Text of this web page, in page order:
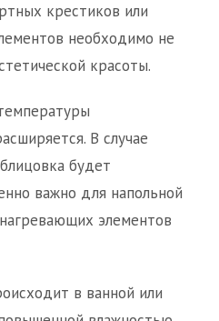
крестиков или
необходимо не
красоты.
В случае
будет
важно для напольной
элементов
в ванной или